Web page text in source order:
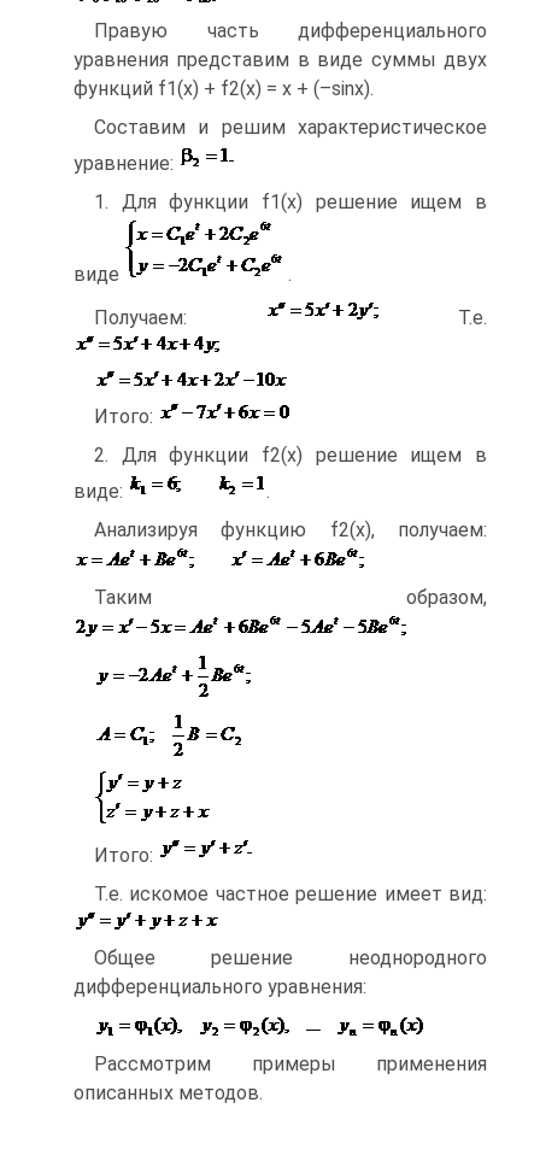
Правую часть дифференциального
уравнения представим в виде суммы двух
функций f1(x) + f2(x) = x + (–sinx).
Составим и решим характеристическое
уравнение:
1. Для функции f1(x) решение ищем в
виде
.
Получаем:
Т.е.
Итого:
2. Для функции f2(x) решение ищем в
виде:
.
Анализируя функцию f2(x), получаем:
Таким образом,
Итого:
Т.е. искомое частное решение имеет вид:
Общее решение неоднородного
дифференциального уравнения:
Рассмотрим примеры применения
описанных методов.